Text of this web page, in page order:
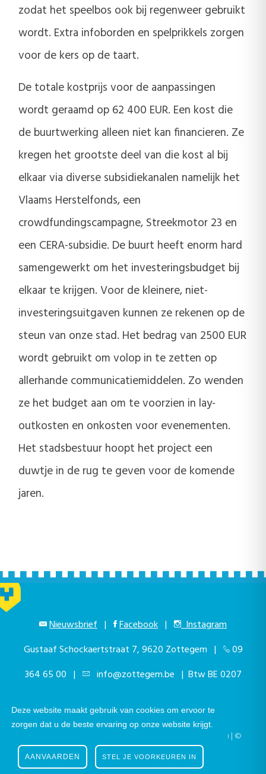
Deze website maakt gebruik van cookies om ervoor te
zorgen dat u de beste ervaring op onze website krijgt.
STEL JE VOORKEUREN IN
AANVAARDEN
zodat het speelbos ook bij regenweer gebruikt
wordt. Extra infoborden en spelprikkels zorgen
voor de kers op de taart.
De totale kostprijs voor de aanpassingen
wordt geraamd op 62 400 EUR. Een kost die
de buurtwerking alleen niet kan financieren. Ze
kregen het grootste deel van die kost al bij
elkaar via diverse subsidiekanalen namelijk het
Vlaams Herstelfonds, een
crowdfundingscampagne, Streekmotor 23 en
een CERA-subsidie. De buurt heeft enorm hard
samengewerkt om het investeringsbudget bij
elkaar te krijgen. Voor de kleinere, niet-
investeringsuitgaven kunnen ze rekenen op de
steun van onze stad. Het bedrag van 2500 EUR
wordt gebruikt om volop in te zetten op
allerhande communicatiemiddelen. Zo wenden
ze het budget aan om te voorzien in lay-
outkosten en onkosten voor evenementen.
Het stadsbestuur hoopt het project een
duwtje in de rug te geven voor de komende
jaren.
Nieuwsbrief | Facebook |
Instagram
Gustaaf Schockaertstraat 7, 9620 Zottegem |
09
364 65 00 | info@zottegem.be | Btw BE 0207
Telefonisch bereikbaar elke werkdag van 9.00u tot 12.00u | ©
Stad Zottegem | Powered byThe eForum Factory